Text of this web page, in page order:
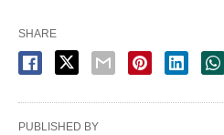
SHARE
PUBLISHED BY